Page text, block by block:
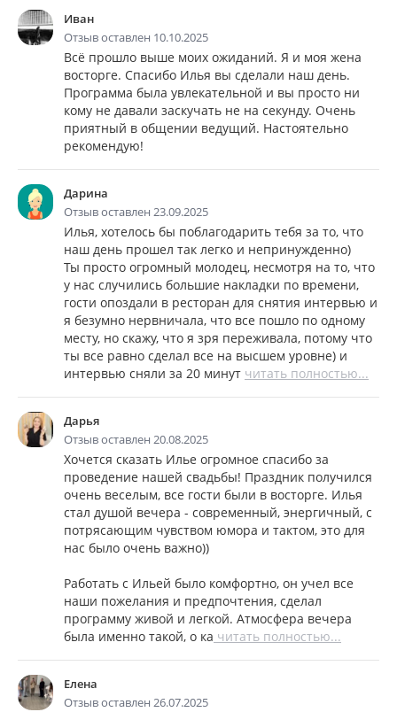
Иван
Отзыв оставлен 10.10.2025
Всё прошло выше моих ожиданий. Я и моя жена
восторге. Спасибо Илья вы сделали наш день.
Программа была увлекательной и вы просто ни
кому не давали заскучать не на секунду. Очень
приятный в общении ведущий. Настоятельно
рекомендую!
Дарина
Отзыв оставлен 23.09.2025
Илья, хотелось бы поблагодарить тебя за то, что
наш день прошел так легко и непринужденно)
Ты просто огромный молодец, несмотря на то, что
у нас случились большие накладки по времени,
гости опоздали в ресторан для снятия интервью и
я безумно нервничала, что все пошло по одному
месту, но скажу, что я зря переживала, потому что
ты все равно сделал все на высшем уровне) и
интервью сняли за 20 минут читать полностью...
Дарья
Отзыв оставлен 20.08.2025
Хочется сказать Илье огромное спасибо за
проведение нашей свадьбы! Праздник получился
очень веселым, все гости были в восторге. Илья
стал душой вечера - современный, энергичный, с
потрясающим чувством юмора и тактом, это для
нас было очень важно))
Работать с Ильей было комфортно, он учел все
наши пожелания и предпочтения, сделал
программу живой и легкой. Атмосфера вечера
была именно такой, о ка читать полностью...
Елена
Отзыв оставлен 26.07.2025